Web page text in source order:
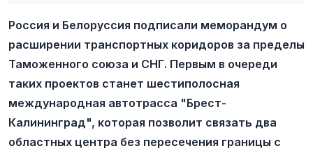
Россия и Белоруссия подписали меморандум о
расширении транспортных коридоров за пределы
Таможенного союза и СНГ. Первым в очереди
таких проектов станет шестиполосная
международная автотрасса "Брест-
Калининград", которая позволит связать два
областных центра без пересечения границы с